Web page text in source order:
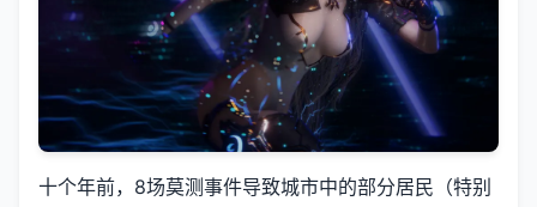
十个年前，8场莫测事件导致城市中的部分居民（特别